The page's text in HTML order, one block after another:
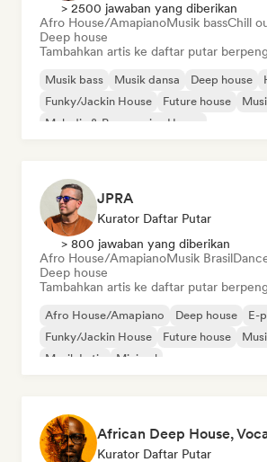
> 2500 jawaban yang diberikan
Afro House/AmapianoMusik bassChill
Deep house
Tambahkan artis ke daftar putar
Musik bass Musik dansa Deep house
Funky/Jackin House
Future house
Melodic & Progressive House
JPRA
Kurator Daftar Putar
> 800 jawaban yang diberikan
Afro House/AmapianoMusik Brasil
Deep house
Tambahkan artis ke daftar putar
Afro House/Amapiano Deep house
E-
Funky/Jackin House
Future house
Musik Latin
Minimal
African Deep House,
Kurator Daftar Putar